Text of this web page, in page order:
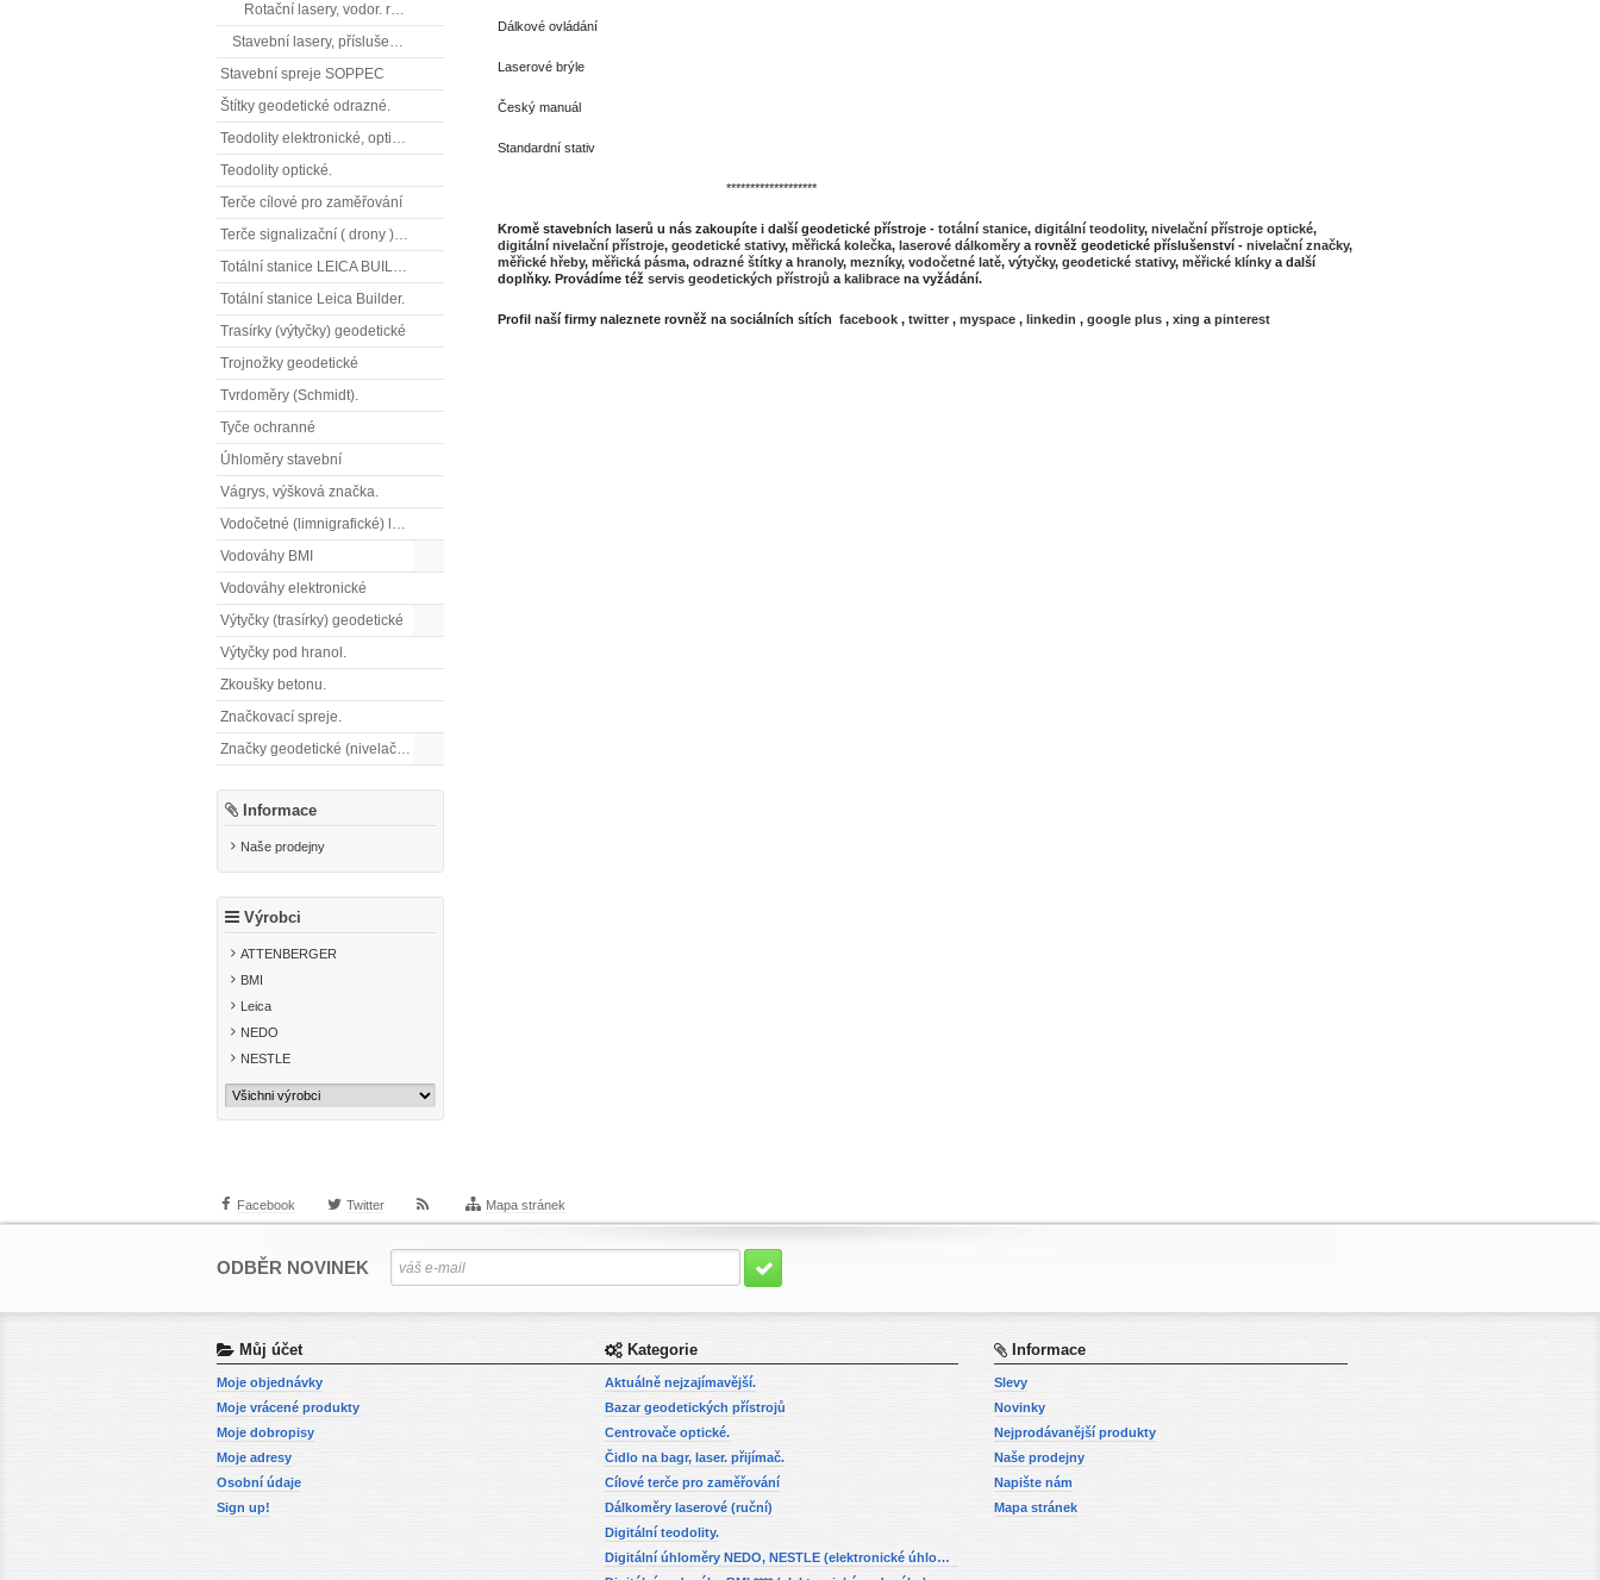
Rotační lasery, vodor. rovina.
Stavební lasery, příslušenství
Stavební spreje SOPPEC
Štítky geodetické odrazné.
Teodolity elektronické, optické
Teodolity optické.
Terče cílové pro zaměřování
Terče signalizační ( drony ), terče pro fotogrammetrii
Totální stanice LEICA BUILDER
Totální stanice Leica Builder.
Trasírky (výtyčky) geodetické
Trojnožky geodetické
Tvrdoměry (Schmidt).
Tyče ochranné
Úhloměry stavební
Vágrys, výšková značka.
Vodočetné (limnigrafické) latě
Vodováhy BMI
Vodováhy elektronické
Výtyčky (trasírky) geodetické
Výtyčky pod hranol.
Zkoušky betonu.
Značkovací spreje.
Značky geodetické (nivelační)
Informace
Naše prodejny
Výrobci
ATTENBERGER
BMI
Leica
NEDO
NESTLE
Dálkové ovládání
Laserové brýle
Český manuál
Standardní stativ
*******************
Kromě stavebních laserů u nás zakoupíte i další geodetické přístroje - totální stanice, digitální teodolity, nivelační přístroje optické,
digitální nivelační přístroje, geodetické stativy, měřická kolečka, laserové dálkoměrya rovněž geodetické příslušenství - nivelační značky,
měřické hřeby, měřická pásma, odrazné štítkya hranoly, mezníky, vodočetné latě, výtyčky, geodetické stativy, měřické klínkya další
doplňky. Provádíme též servis geodetických přístrojů a kalibracena vyžádání.
Profil naší firmy naleznete rovněž na sociálních sítích facebook, twitter, myspace, linkedin , google plus , xing a pinterest
Facebook Twitter Mapa stránek
ODBĚR NOVINEK
Můj účet
Moje objednávky
Moje vrácené produkty
Moje dobropisy
Moje adresy
Osobní údaje
Sign up!
Kategorie
Aktuálně nejzajímavější.
Bazar geodetických přístrojů
Centrovače optické.
Čidlo na bagr, laser. přijímač.
Cílové terče pro zaměřování
Dálkoměry laserové (ruční)
Digitální teodolity.
Digitální úhloměry NEDO, NESTLE (elektronické úhloměry)
Informace
Slevy
Novinky
Nejprodávanější produkty
Naše prodejny
Napište nám
Mapa stránek